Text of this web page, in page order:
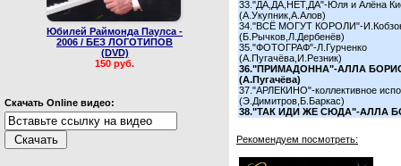
Юбилей Раймонда Паулса -
2006 / БЕЗ ЛОГОТИПОВ
(DVD)
150 руб.
Скачать Online видео:
33."ДА,ДА,НЕТ,ДА"-Юля и Алёна
(А.Укупник,А.Алов)
34."ВСЁ МОГУТ КОРОЛИ"-
(Б.Рычков,Л.Дербенёв)
35."ФОТОГРАФ"-Л.Гурченко
(А.Пугачёва,И.Резник)
36."ПРИМАДОННА"-АЛЛА
(А.Пугачёва)
37."АРЛЕКИНО"-коллективное
(Э.Димитров,Б.Баркас)
38."ТАК ИДИ ЖЕ СЮДА"-АЛЛА
Рекомендуем посмотреть: